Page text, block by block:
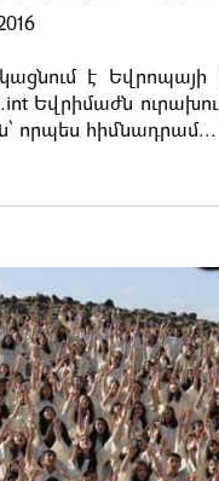
է Եվրոպայի
Եվրիմաժն
որպես հիմնադրամ...